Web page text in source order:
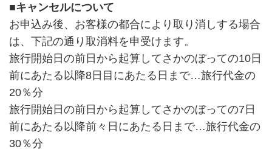
■キャンセルについて
お申込み後、お客様の都合により取り消しする場合
は、下記の通り取消料を申受けます。
旅行開始日の前日から起算してさかのぼっての10日
前にあたる以降8日目にあたる日まで…旅行代金の
20％分
旅行開始日の前日から起算してさかのぼっての7日
前にあたる以降前々日にあたる日まで…旅行代金の
30％分